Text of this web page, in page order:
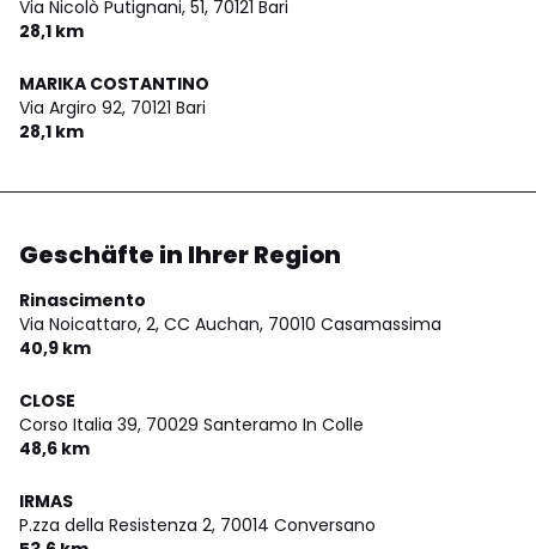
Via Nicolò Putignani, 51, 70121 Bari
28,1 km
MARIKA COSTANTINO
Via Argiro 92, 70121 Bari
28,1 km
Geschäfte in Ihrer Region
Rinascimento
Via Noicattaro, 2, CC Auchan, 70010 Casamassima
40,9 km
CLOSE
Corso Italia 39, 70029 Santeramo In Colle
48,6 km
IRMAS
P.zza della Resistenza 2, 70014 Conversano